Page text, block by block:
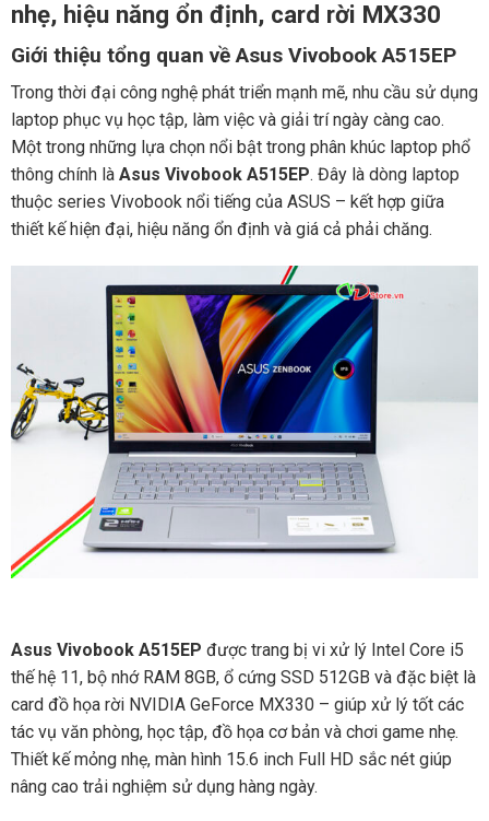
nhẹ, hiệu năng ổn định, card rời MX330
Giới thiệu tổng quan về Asus Vivobook A515EP
Trong thời đại công nghệ phát triển mạnh mẽ, nhu cầu sử dụng
laptop phục vụ học tập, làm việc và giải trí ngày càng cao.
Một trong những lựa chọn nổi bật trong phân khúc laptop phổ
thông chính là Asus Vivobook A515EP. Đây là dòng laptop
thuộc series Vivobook nổi tiếng của ASUS – kết hợp giữa
thiết kế hiện đại, hiệu năng ổn định và giá cả phải chăng.
Asus Vivobook A515EP được trang bị vi xử lý Intel Core i5
thế hệ 11, bộ nhớ RAM 8GB, ổ cứng SSD 512GB và đặc biệt là
card đồ họa rời NVIDIA GeForce MX330 – giúp xử lý tốt các
tác vụ văn phòng, học tập, đồ họa cơ bản và chơi game nhẹ.
Thiết kế mỏng nhẹ, màn hình 15.6 inch Full HD sắc nét giúp
nâng cao trải nghiệm sử dụng hàng ngày.